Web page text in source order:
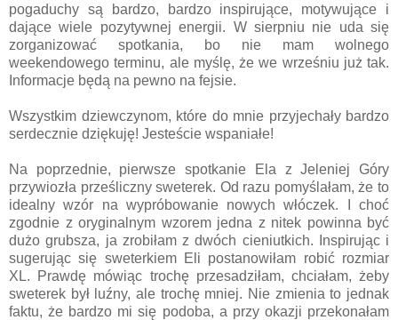
pogaduchy są bardzo, bardzo inspirujące, motywujące i
dające wiele pozytywnej energii. W sierpniu nie uda się
zorganizować spotkania, bo nie mam wolnego
weekendowego terminu, ale myślę, że we wrześniu już tak.
Informacje będą na pewno na fejsie.
Wszystkim dziewczynom, które do mnie przyjechały bardzo
serdecznie dziękuję! Jesteście wspaniałe!
Na poprzednie, pierwsze spotkanie Ela z Jeleniej Góry
przywiozła prześliczny sweterek. Od razu pomyślałam, że to
idealny wzór na wypróbowanie nowych włóczek. I choć
zgodnie z oryginalnym wzorem jedna z nitek powinna być
dużo grubsza, ja zrobiłam z dwóch cieniutkich. Inspirując i
sugerując się sweterkiem Eli postanowiłam robić rozmiar
XL. Prawdę mówiąc trochę przesadziłam, chciałam, żeby
sweterek był luźny, ale trochę mniej. Nie zmienia to jednak
faktu, że bardzo mi się podoba, a przy okazji przekonałam